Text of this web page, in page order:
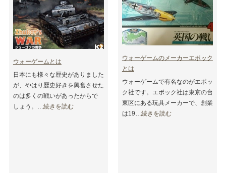
ウォーゲームとは
日本にも様々な歴史がありました
が、やはり歴史好きを興奮させた
のは多くの戦いがあったからで
しょう。…続きを読む
ウォーゲームのメーカーエポック
とは
ウォーゲームで有名なのがエポッ
ク社です。エポック社は東京の台
東区にある玩具メーカーで、創業
は19… 続きを読む